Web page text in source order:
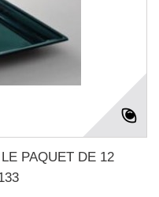
PAQUET DE 12